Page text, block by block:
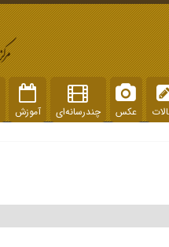
عکس چندرسانه‌ای آموزش